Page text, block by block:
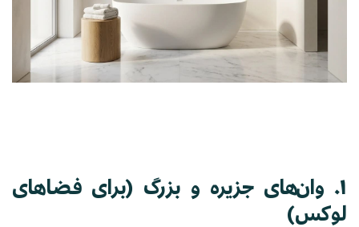
۱. وان‌های جزیره و بزرگ (برای فضاهای
لوکس)